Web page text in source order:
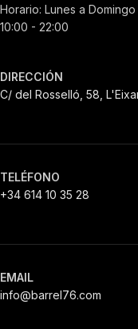
Horario: Lunes a Domingo
10:00 - 22:00
DIRECCIÓN
C/ del Rosselló, 58,
TELÉFONO
+34 614 10 35 28
EMAIL
info@barrel76.com